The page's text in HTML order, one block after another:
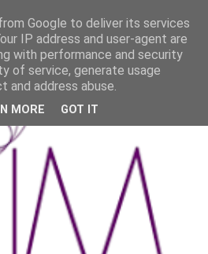
Google to deliver its services
IP address and user-agent are
with performance and security
of service, generate usage
address abuse.
MORE GOT IT